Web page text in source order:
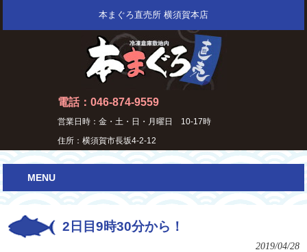
本まぐろ直売所 横須賀本店
電話：046-874-9559
営業日時：金・土・日・月曜日 10-17時
住所：横須賀市長坂4-2-12
MENU
2日目9時30分から！
2019/04/28